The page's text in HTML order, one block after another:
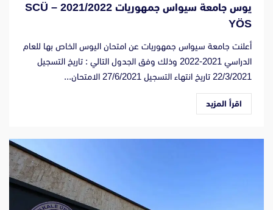
يوس جامعة سيواس جمهوريات 2021/2022 – SCÜ
YÖS
أعلنت جامعة سيواس جمهوريات عن امتحان اليوس الخاص بها للعام
الدراسي 2021-2022 وذلك وفق الجدول التالي : تاريخ التسجيل
22/3/2021 تاريخ انتهاء التسجيل 27/6/2021 الامتحان...
اقرأ المزيد